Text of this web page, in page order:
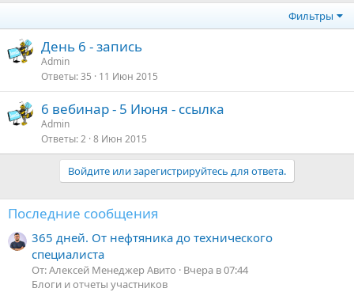
Фильтры
День 6 - запись
Admin
Ответы 35 11 Июн 2015
6 вебинар - 5 Июня - ссылка
Admin
Ответы 2 8 Июн 2015
Войдите или зарегистрируйтесь для ответа.
Последние сообщения
365 дней. От нефтяника до технического
специалиста
От: Алексей Менеджер Авито
Вчера в 07:44
Блоги и отчеты участников